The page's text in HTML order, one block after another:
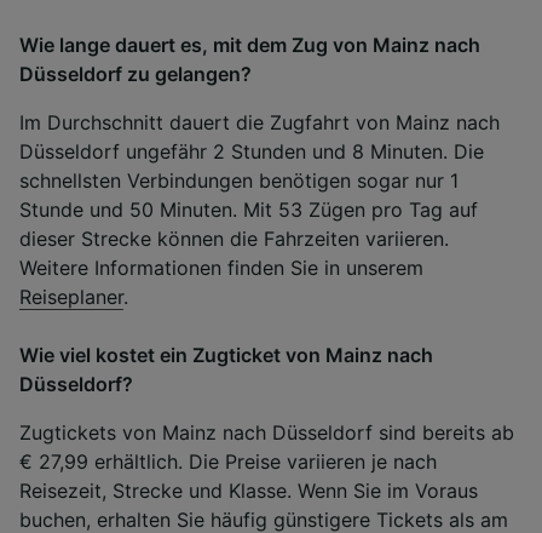
Wie lange dauert es, mit dem Zug von Mainz nach
Düsseldorf zu gelangen?
Im Durchschnitt dauert die Zugfahrt von Mainz nach
Düsseldorf ungefähr 2 Stunden und 8 Minuten. Die
schnellsten Verbindungen benötigen sogar nur 1
Stunde und 50 Minuten. Mit 53 Zügen pro Tag auf
dieser Strecke können die Fahrzeiten variieren.
Weitere Informationen finden Sie in unserem
Reiseplaner.
Wie viel kostet ein Zugticket von Mainz nach
Düsseldorf?
Zugtickets von Mainz nach Düsseldorf sind bereits ab
€ 27,99 erhältlich. Die Preise variieren je nach
Reisezeit, Strecke und Klasse. Wenn Sie im Voraus
buchen, erhalten Sie häufig günstigere Tickets als am